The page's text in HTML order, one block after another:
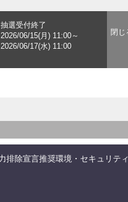
抽選受付終了
2026/06/15(月) 11:00～
2026/06/17(水) 11:00
排除宣言推奨環境・セキュリティ